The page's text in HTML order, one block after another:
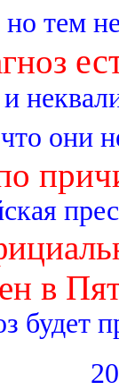
но тем
они
в
будет